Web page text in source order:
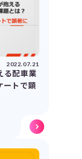
2022.07.21
る配車業
ートで顕